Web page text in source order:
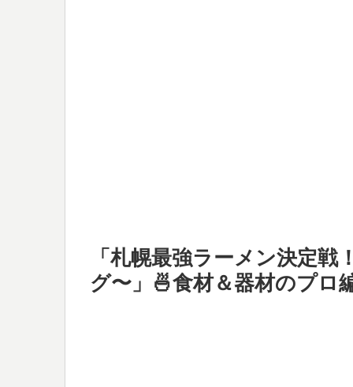
「札幌最強ラーメン決定
グ〜」🍜食材＆器材のプロ